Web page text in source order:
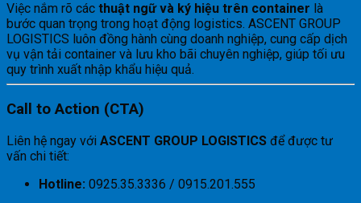
Việc nắm rõ các thuật ngữ và ký hiệu trên container là
bước quan trọng trong hoạt động logistics. ASCENT GROUP
LOGISTICS luôn đồng hành cùng doanh nghiệp, cung cấp dịch
vụ vận tải container và lưu kho bãi chuyên nghiệp, giúp tối ưu
quy trình xuất nhập khẩu hiệu quả.
Call to Action (CTA)
Liên hệ ngay với ASCENT GROUP LOGISTICS để được tư
vấn chi tiết:
Hotline: 0925.35.3336 / 0915.201.555